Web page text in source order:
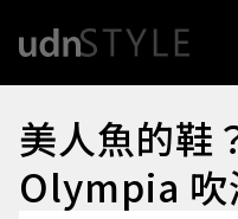
美人魚的
Olympia 吹